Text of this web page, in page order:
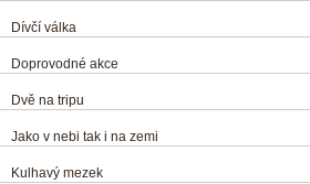
Dívčí válka
Doprovodné akce
Dvě na tripu
Jako v nebi tak i na zemi
Kulhavý mezek